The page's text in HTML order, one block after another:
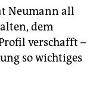
Neumann all
dem
verschafft –
so wichtiges